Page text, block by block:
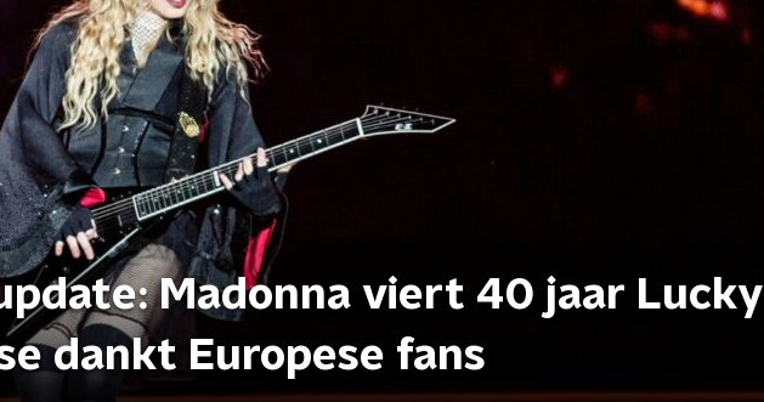
Madonna viert 40 jaar Lucky
dankt Europese fans